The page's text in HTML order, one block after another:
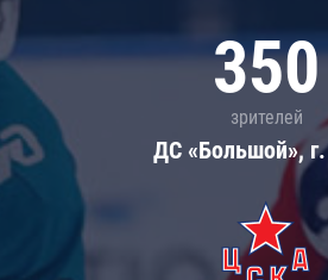
350
зрителей
ДС «Большой»,